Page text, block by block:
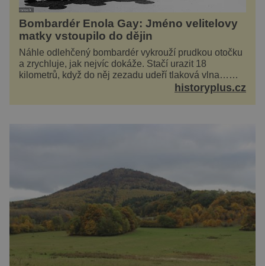
Bombardér Enola Gay: Jméno velitelovy
matky vstoupilo do dějin
Náhle odlehčený bombardér vykrouží prudkou otočku
a zrychluje, jak nejvíc dokáže. Stačí urazit 18
kilometrů, když do něj zezadu udeří tlaková vlna…
Americké rozhodnutí svrhnout ničivou jadernou
historyplus.cz